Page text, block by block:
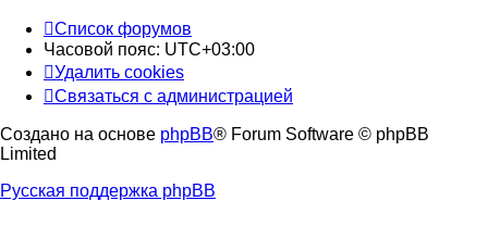
Список форумов
Часовой пояс: UTC+03:00
Удалить cookies
Связаться с администрацией
Создано на основе phpBB® Forum Software © phpBB
Limited
Русская поддержка phpBB